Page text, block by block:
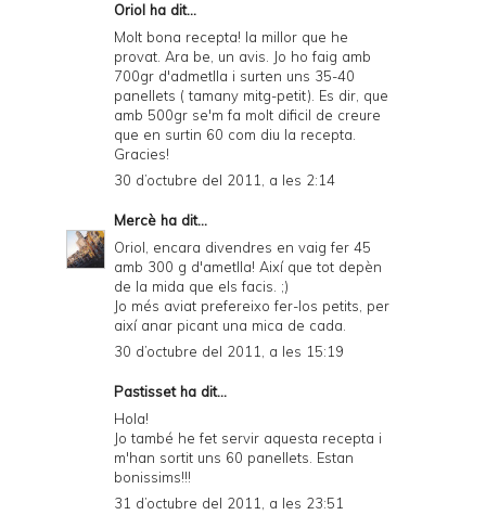
Oriol ha dit...
Molt bona recepta! la millor que he
provat. Ara be, un avis. Jo ho faig amb
700gr d'admetlla i surten uns 35-40
panellets ( tamany mitg-petit). Es dir, que
amb 500gr se'm fa molt dificil de creure
que en surtin 60 com diu la recepta.
Gracies!
30 d’octubre del 2011, a les 2:14
Mercè ha dit...
Oriol, encara divendres en vaig fer 45
amb 300 g d'ametlla! Així que tot depèn
de la mida que els facis. ;)
Jo més aviat prefereixo fer-los petits, per
així anar picant una mica de cada.
30 d’octubre del 2011, a les 15:19
Pastisset ha dit...
Hola!
Jo també he fet servir aquesta recepta i
m'han sortit uns 60 panellets. Estan
bonissims!!!
31 d’octubre del 2011, a les 23:51